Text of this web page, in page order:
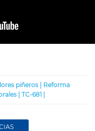
piñeros | Reforma
| TC-681 |